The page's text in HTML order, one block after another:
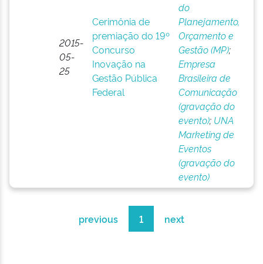
2015-
05-
25
Cerimônia de
premiação do 19º
Concurso
Inovação na
Gestão Pública
Federal
do
Planejamento,
Orçamento e
Gestão (MP);
Empresa
Brasileira de
Comunicação
(gravação do
evento); UNA
Marketing de
Eventos
(gravação do
evento)
previous 1 next